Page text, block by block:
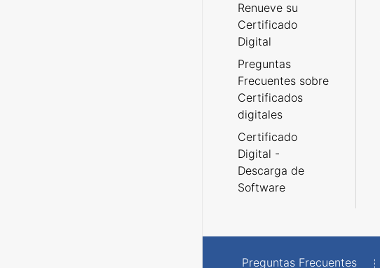
Renueve su
Certificado
Digital
Preguntas
Frecuentes sobre
Certificados
digitales
Certificado
Digital -
Descarga de
Software
Preguntas Frecuentes